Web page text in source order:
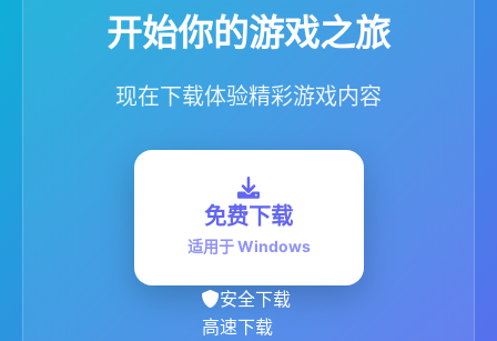
开始你的游戏之旅
现在下载体验精彩游戏内容
免费下载
适用于 Windows
安全下载
高速下载